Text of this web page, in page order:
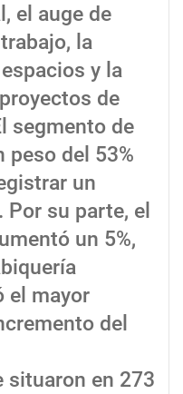
el auge de
la
y la
de
segmento de
peso del 53%
un
su parte, el
un 5%,
el mayor
del
situaron en 273